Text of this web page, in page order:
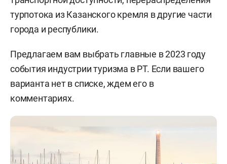
турпотока из Казанского кремля в другие части
города и республики.
Предлагаем вам выбрать главные в 2023 году
события индустрии туризма в РТ. Если вашего
варианта нет в списке, ждем его в
комментариях.